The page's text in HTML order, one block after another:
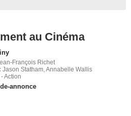
au Cinéma
François Richet
Jason Statham, Annabelle Wallis
- Action
annonce